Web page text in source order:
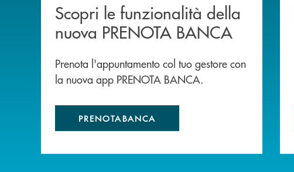
Scopri le funzionalità della
nuova PRENOTA BANCA
Prenota l'appuntamento col tuo gestore con
la nuova app PRENOTA BANCA.
PRENOTABANCA